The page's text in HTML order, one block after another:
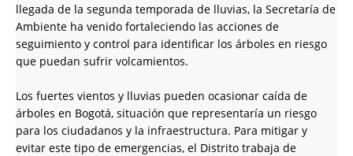
llegada de la segunda temporada de lluvias, la Secretaría de
Ambiente ha venido fortaleciendo las acciones de
seguimiento y control para identificar los árboles en riesgo
que puedan sufrir volcamientos.
Los fuertes vientos y lluvias pueden ocasionar caída de
árboles en Bogotá, situación que representaría un riesgo
para los ciudadanos y la infraestructura. Para mitigar y
evitar este tipo de emergencias, el Distrito trabaja de